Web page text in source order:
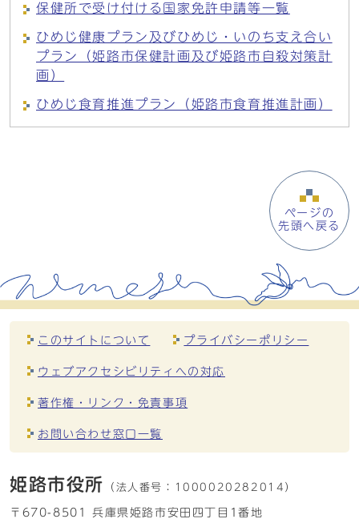
保健所で受け付ける国家免許申請等一覧
ひめじ健康プラン及びひめじ・いのち支え合い
プラン（姫路市保健計画及び姫路市自殺対策計
画）
ひめじ食育推進プラン（姫路市食育推進計画）
ページの
先頭へ戻る
このサイトについて プライバシーポリシー
ウェブアクセシビリティへの対応
著作権・リンク・免責事項
お問い合わせ窓口一覧
姫路市役所 （法人番号： 1000020282014）
〒670-8501 兵庫県姫路市安田四丁目1番地